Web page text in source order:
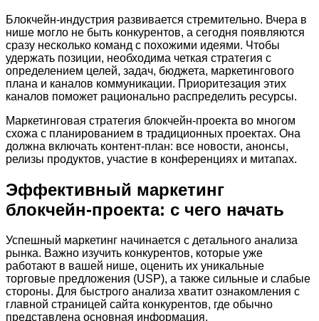
Блокчейн-индустрия развивается стремительно. Вчера в
нише могло не быть конкурентов, а сегодня появляются
сразу несколько команд с похожими идеями. Чтобы
удержать позиции, необходима четкая стратегия с
определением целей, задач, бюджета, маркетингового
плана и каналов коммуникации. Приоритезация этих
каналов поможет рационально распределить ресурсы.
Маркетинговая стратегия блокчейн-проекта во многом
схожа с планированием в традиционных проектах. Она
должна включать контент-план: все новости, анонсы,
релизы продуктов, участие в конференциях и митапах.
Эффективный маркетинг
блокчейн-проекта: с чего начать
Успешный маркетинг начинается с детального анализа
рынка. Важно изучить конкурентов, которые уже
работают в вашей нише, оценить их уникальные
торговые предложения (USP), а также сильные и слабые
стороны. Для быстрого анализа хватит ознакомления с
главной страницей сайта конкурентов, где обычно
представлена основная информация.